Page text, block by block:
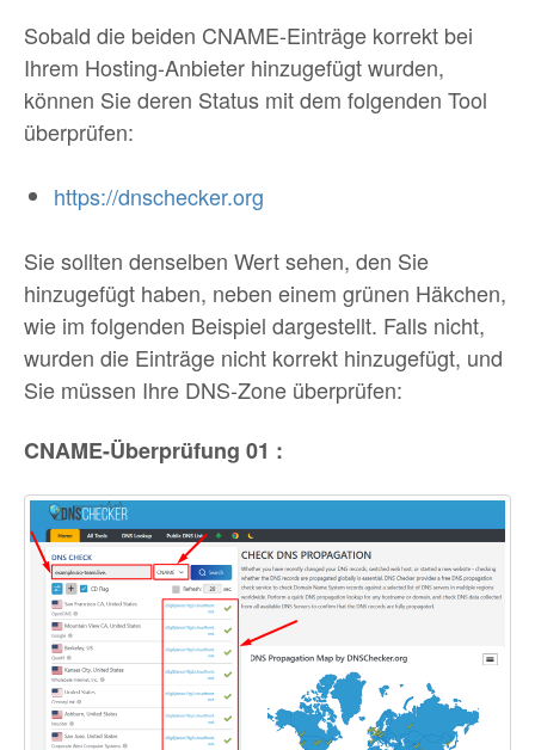
Sobald die beiden CNAME-Einträge korrekt bei
Ihrem Hosting-Anbieter hinzugefügt wurden,
können Sie deren Status mit dem folgenden Tool
überprüfen:
https://dnschecker.org
Sie sollten denselben Wert sehen, den Sie
hinzugefügt haben, neben einem grünen Häkchen,
wie im folgenden Beispiel dargestellt. Falls nicht,
wurden die Einträge nicht korrekt hinzugefügt, und
Sie müssen Ihre DNS-Zone überprüfen:
CNAME-Überprüfung 01 :